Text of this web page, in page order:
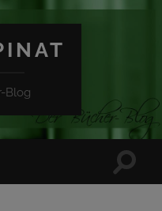
Blog